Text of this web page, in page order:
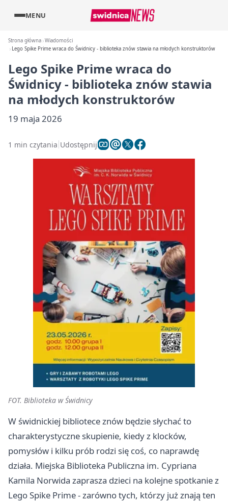
MENU
Strona główna Wiadomości
Lego Spike Prime wraca do Świdnicy - biblioteka znów stawia na młodych konstruktorów
Lego Spike Prime wraca do
Świdnicy - biblioteka znów stawia
na młodych konstruktorów
19 maja 2026
1 min czytania Udostępnij
FOT. Biblioteka w Świdnicy
W świdnickiej bibliotece znów będzie słychać to
charakterystyczne skupienie, kiedy z klocków,
pomysłów i kilku prób rodzi się coś, co naprawdę
działa. Miejska Biblioteka Publiczna im. Cypriana
Kamila Norwida zaprasza dzieci na kolejne spotkanie z
Lego Spike Prime - zarówno tych, którzy już znają ten